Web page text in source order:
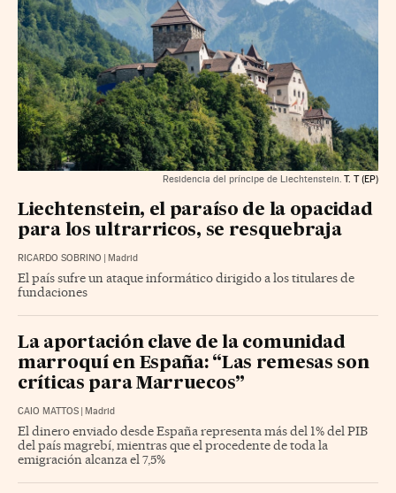
Residencia del príncipe de Liechtenstein. T. T (EP)
Liechtenstein, el paraíso de la opacidad
para los ultrarricos, se resquebraja
RICARDO SOBRINO Madrid
El país sufre un ataque informático dirigido a los titulares de
fundaciones
La aportación clave de la comunidad
marroquí en España: “Las remesas son
críticas para Marruecos”
CAIO MATTOS Madrid
El dinero enviado desde España representa más del 1% del PIB
del país magrebí, mientras que el procedente de toda la
emigración alcanza el 7,5%